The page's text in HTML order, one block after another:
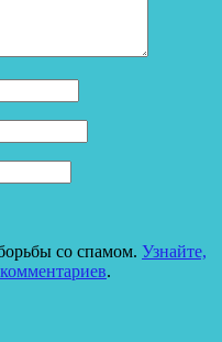
со спамом. Узнайте,
.